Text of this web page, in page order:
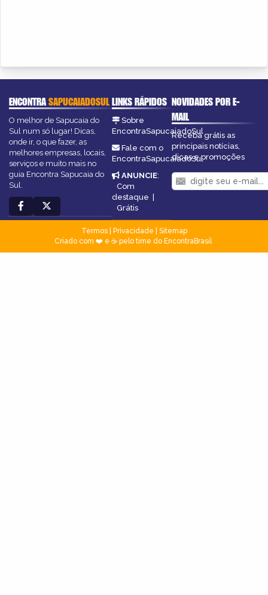
ENCONTRASAPUCAIADOSUL
O melhor de Sapucaia do
Sul num só lugar! Dicas,
onde ir, o que fazer, as
melhores empresas, locais,
serviços e muito mais no
guia Encontra Sapucaia do
Sul.
LINKS RÁPIDOS
Sobre
EncontraSapucaiadoSul
Fale com o
EncontraSapucaiadoSul
ANUNCIE:
Com
destaque |
Grátis
NOVIDADES POR E-
MAIL
Receba grátis as
principais notícias,
dicas e promoções
Termos| Privacidade
Sitemap
Criado com ❤️ e ☕ pelo time do EncontraBrasil